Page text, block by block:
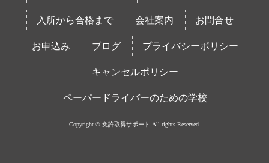
入所から合格まで 会社案内 お問合せ
お申込み ブログ プライバシーポリシー
キャンセルポリシー
ペーパードライバーのための学校
Copyright © 免許取得サポート All rights Reserved.